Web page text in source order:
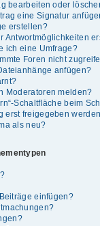
bearbeiten oder
eine Signatur
erstellen?
Antwortmöglichkeiten
ich eine Umfrage?
Foren nicht
anfügen?
Moderatoren melden?
Schaltfläche beim
erst freigegeben
als neu?
einfügen?